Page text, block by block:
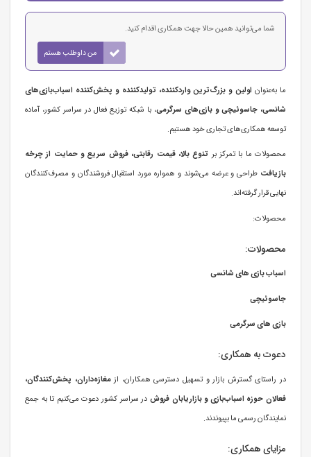
شما می‌توانید همین حالا جهت همکاری اقدام کنید.
من داوطلب هستم
ما به‌عنوان اولین و بزرگ‌ترین واردکننده، تولیدکننده و پخش‌کننده اسباب‌بازی‌های
شانسی، جاسوئیچی و بازی‌های سرگرمی، با شبکه توزیع فعال در سراسر کشور، آماده
توسعه همکاری‌های تجاری خود هستیم.
محصولات ما با تمرکز بر تنوع بالا، قیمت رقابتی، فروش سریع و حمایت از چرخه
بازیافت طراحی و عرضه می‌شوند و همواره مورد استقبال فروشندگان و مصرف‌کنندگان
نهایی قرار گرفته‌اند.
محصولات:
محصولات:
اسباب بازی های شانسی
جاسوئیچی
بازی های سرگرمی
دعوت به همکاری:
در راستای گسترش بازار و تسهیل دسترسی همکاران، ازمغازه‌داران، پخش‌کنندگان،
فعالان حوزه اسباب‌بازی و بازاریابان فروش در سراسر کشور دعوت می‌کنیم تا به جمع
نمایندگان رسمی ما بپیوندند.
مزایای همکاری: